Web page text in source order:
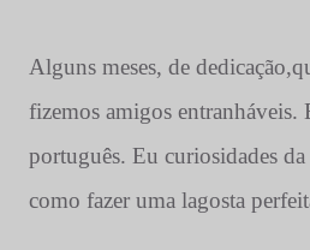
Alguns meses, de
fizemos amigos entranháveis.
português. Eu curiosidades da
como fazer uma lagosta